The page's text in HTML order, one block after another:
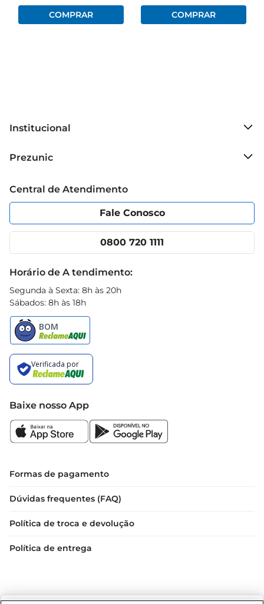
Institucional
Grupo Cencosud
Política de Privacidade
Portal do fornecedor
Cencosud Media
Prezunic
Código de Ética
App Prezunic
Central de Atendimento
Fale Conosco
0800 720 1111
Horário de A tendimento:
Segunda à Sexta: 8h às 20h
Sábados: 8h às 18h
Baixe nosso App
Formas de pagamento
Dúvidas frequentes (FAQ)
Política de troca e devolução
Política de entrega